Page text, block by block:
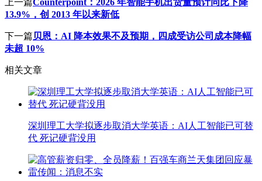
13.9%，创 2013 年以来新低
下一篇贝恩：AI 降本效果不及预期，四成受访公司成本降幅
未超 10%
相关文章
深圳理工大学拟逐步取消大学英语：AI人工智能已可替
代 死记硬背没用